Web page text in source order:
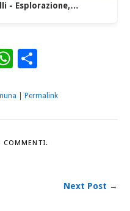
- Esplorazione,…
WhatsApp
Permalink
COMMENTI.
Next Post →